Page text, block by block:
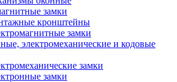
замки
кронштейны
замки
электромеханические и кодовые
замки
замки